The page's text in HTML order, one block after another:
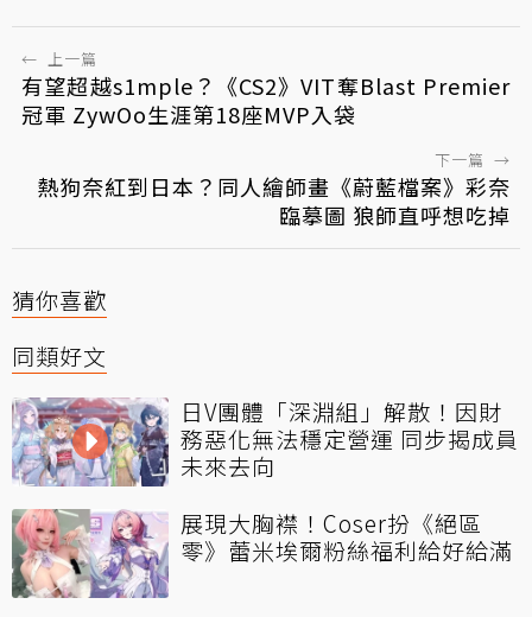
← 上一篇
有望超越s1mple？《CS2》VIT奪Blast Premier
冠軍 ZywOo生涯第18座MVP入袋
下一篇 →
熱狗奈紅到日本？同人繪師畫《蔚藍檔案》彩奈
臨摹圖 狼師直呼想吃掉
猜你喜歡
同類好文
日V團體「深淵組」解散！因財
務惡化無法穩定營運 同步揭成員
未來去向
展現大胸襟！Coser扮《絕區
零》蕾米埃爾粉絲福利給好給滿